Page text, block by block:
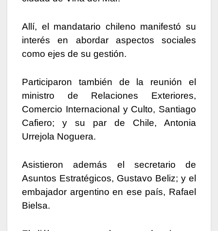
Allí, el mandatario chileno manifestó su
interés en abordar aspectos sociales
como ejes de su gestión.
Participaron también de la reunión el
ministro de Relaciones Exteriores,
Comercio Internacional y Culto, Santiago
Cafiero; y su par de Chile, Antonia
Urrejola Noguera.
Asistieron además el secretario de
Asuntos Estratégicos, Gustavo Beliz; y el
embajador argentino en ese país, Rafael
Bielsa.